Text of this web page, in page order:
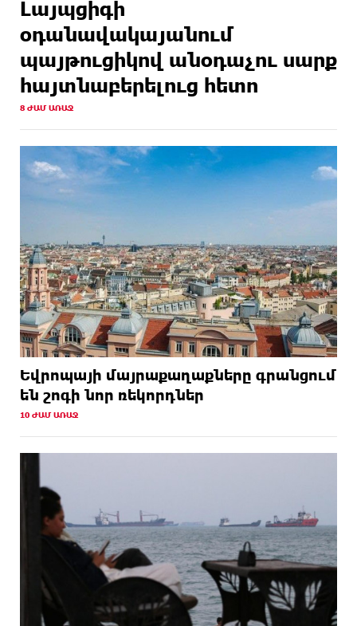
Լայպցիգի
օդանավակայանում
պայթուցիկով անօդաչու սարք
հայտնաբերելուց հետո
8 ԺԱՄ ԱՌԱՋ
Եվրոպայի մայրաքաղաքները գրանցում
են շոգի նոր ռեկորդներ
10 ԺԱՄ ԱՌԱՋ